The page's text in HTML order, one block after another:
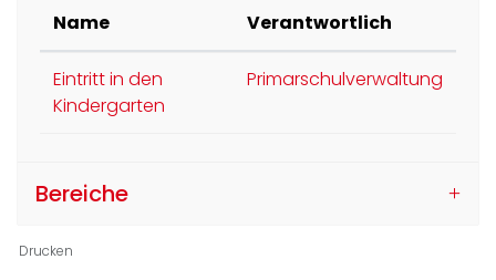
Name Verantwortlich
Eintritt in den
Kindergarten
Primarschulverwaltung
Bereiche
Drucken